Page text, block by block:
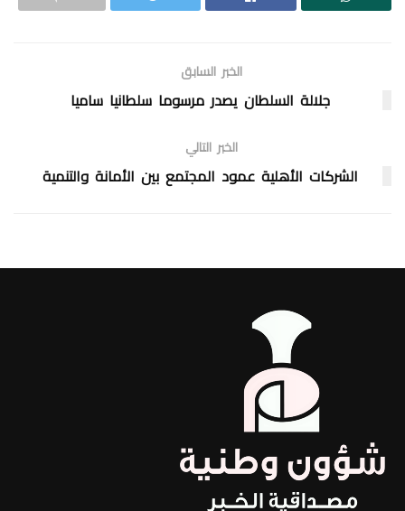
الخبر السابق
جلالة السلطان يصدر مرسوما سلطانيا ساميا
الخبر التالي
الشركات الأهلية عمود المجتمع بين الأمانة والتنمية